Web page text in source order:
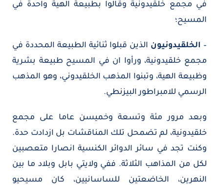
في مجمع خلقيدونية وقالوا بطبيعة الهية واحدة في
المسيح؛
– الخلقيدونيون الذين قبلوا ثنائية الطبيعة المحددة في
مجمع خلقيدونية، ورأوا ان في المسيح طبيعة بشرية
وظبيعة الهية، وتبنوا المذهب الخلقيدوني، وهو المذهب
الرسمي للامبراطور البيزنطي.
وبعد مرور مئة وتسعة وخميسن عاما على مجمع
خلقيدونية، لم تضمحل تلك المناقشات بل ازدادت حدة.
وكنت تجد في سائر الدوائر الكنسية انصارا متعصبين
لكل من المذاهب الثلاثة. ففي ولايتي بابل وبلاد ما بين
النهرين، الخاضعتين للساسانيين، كان مسيحيو